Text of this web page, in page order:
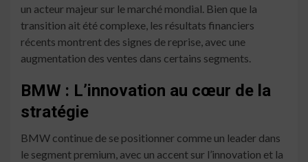
un acteur majeur sur le marché mondial. Bien que la
transition ait été complexe, les résultats financiers
récents montrent des signes de reprise, avec une
augmentation des ventes dans certains segments.
BMW : L’innovation au cœur de la
stratégie
BMW continue de se positionner comme un leader dans
le segment premium, avec un accent sur l’innovation et la